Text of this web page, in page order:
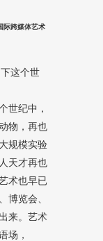
际跨媒体艺术
这个世
世纪中，
物，再也
规模实验
天才再也
术也早已
博览会、
来。艺术
场，